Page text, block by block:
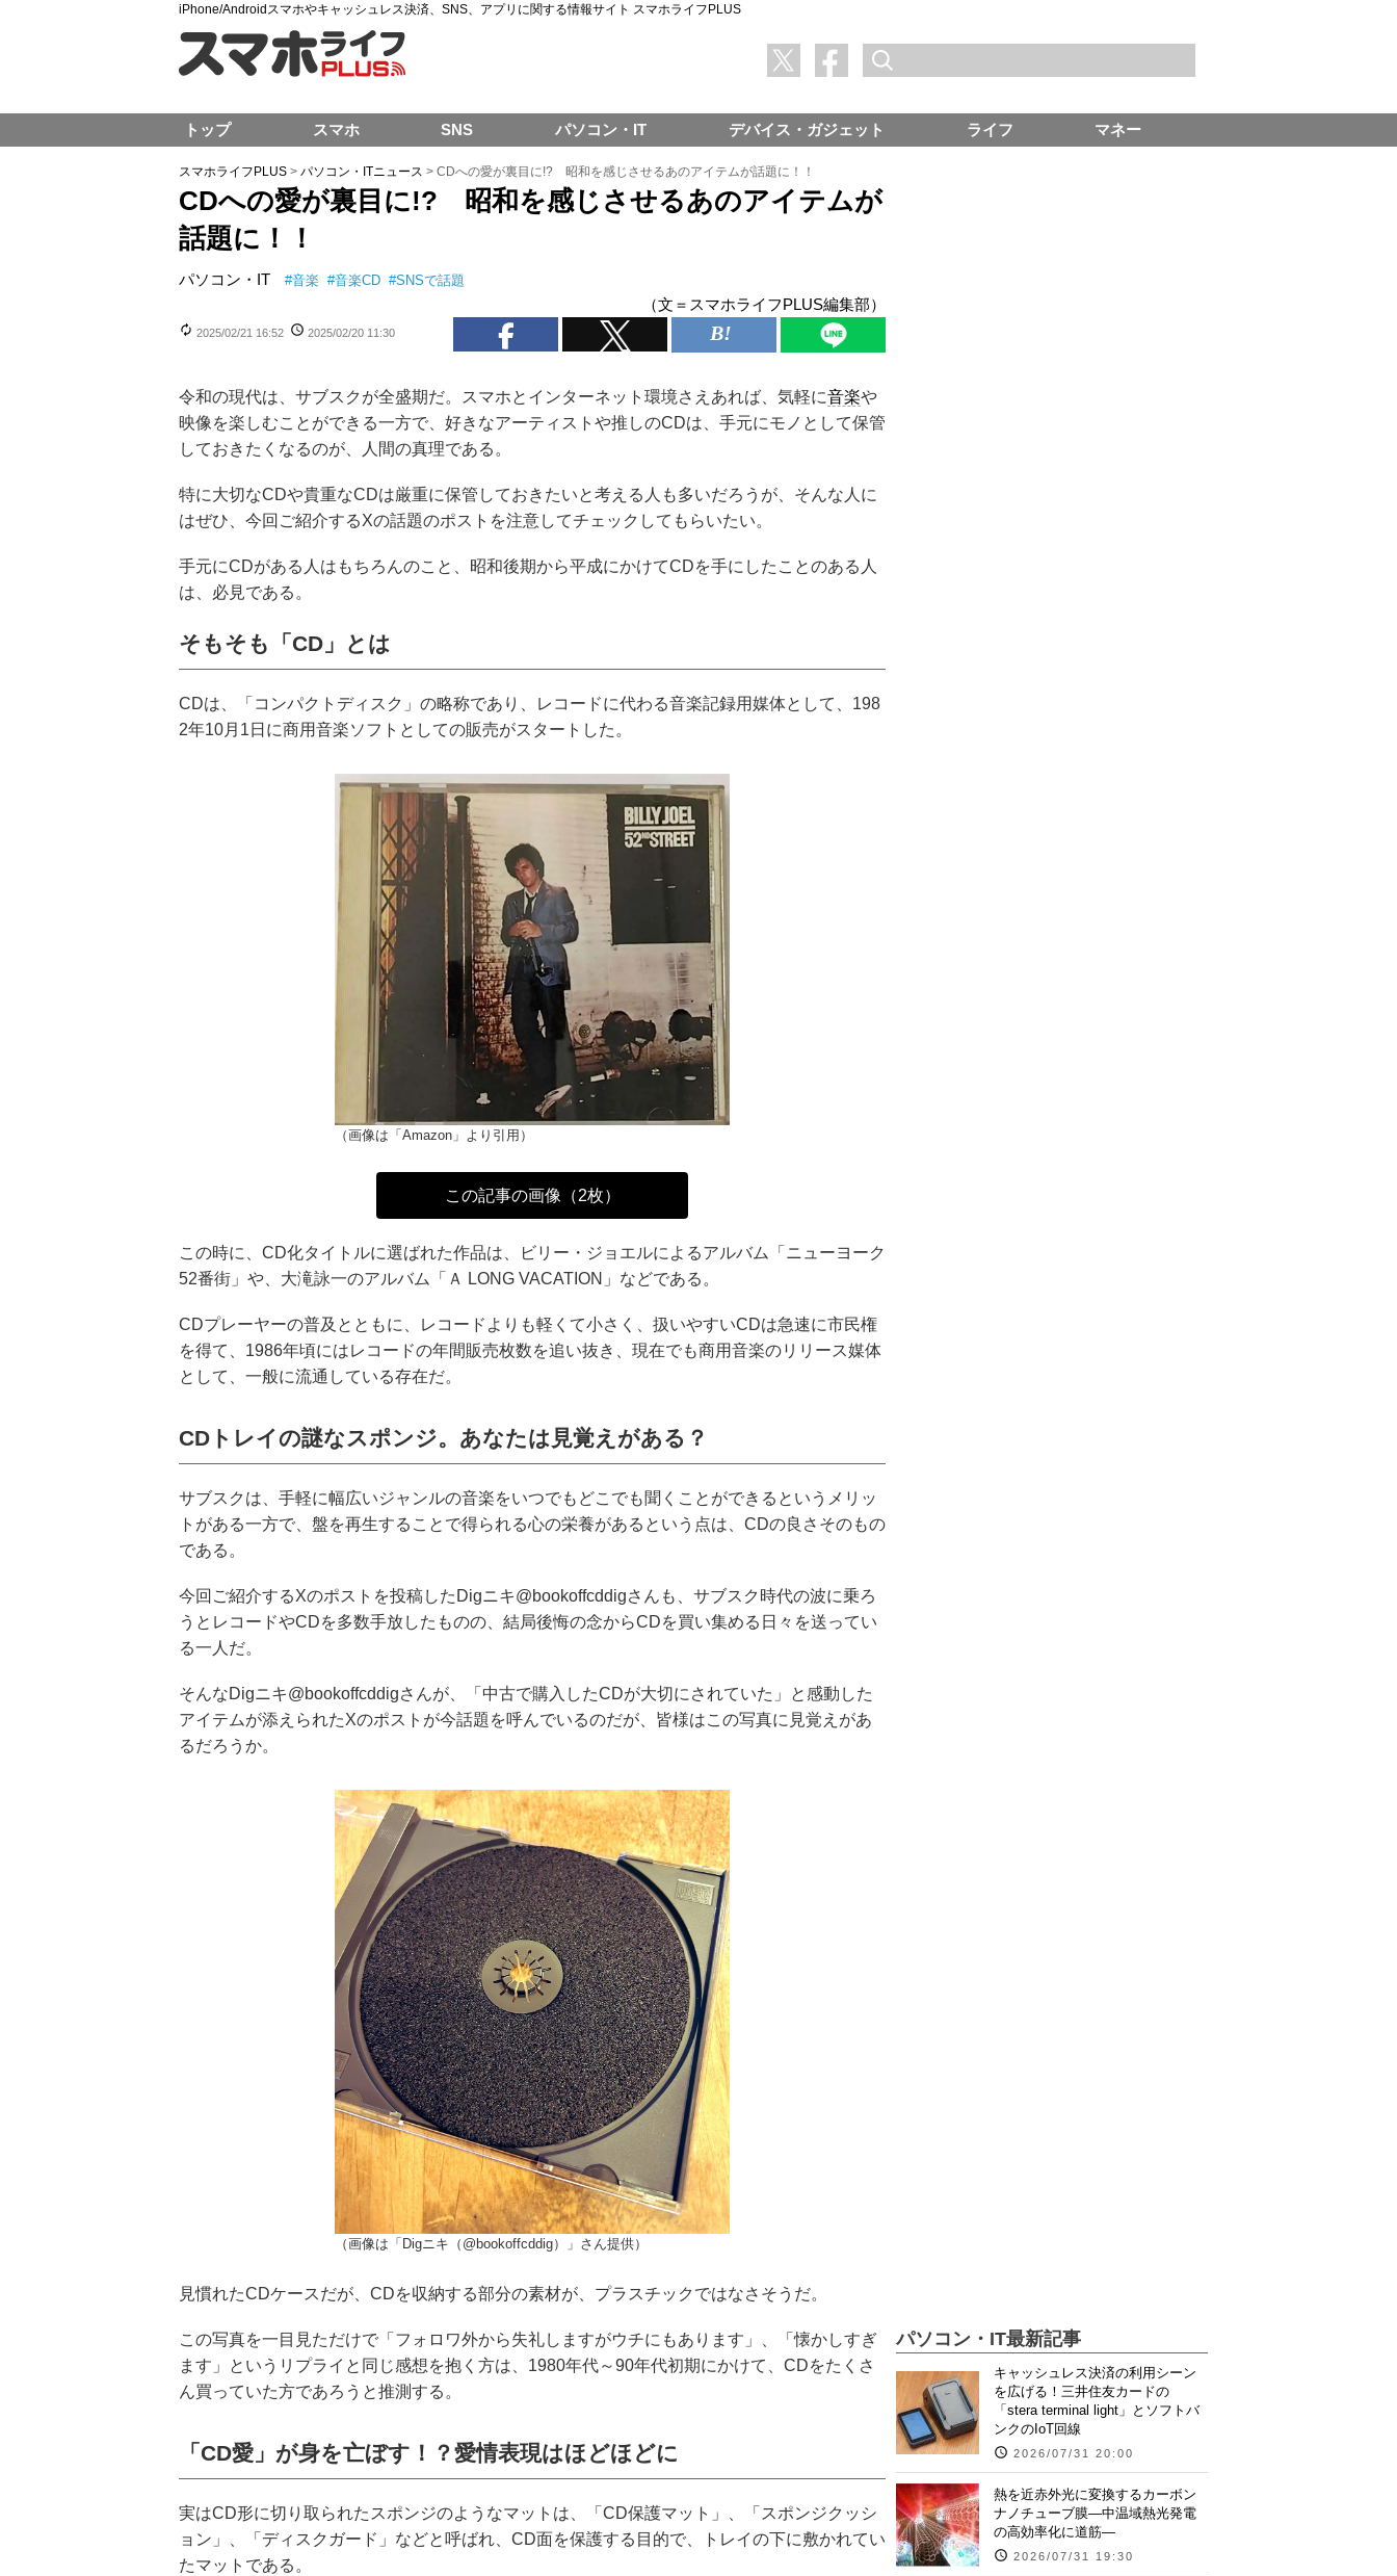
iPhone/Androidスマホやキャッシュレス決済、SNS、アプリに関する情報サイト スマホライフPLUS
スマホライフPLUS > パソコン・ITニュース > CDへの愛が裏目に!? 昭和を感じさせるあのアイテムが話題に！！
CDへの愛が裏目に!? 昭和を感じさせるあのアイテムが
話題に！！
パソコン・IT #音楽 #音楽CD #SNSで話題
（文＝スマホライフPLUS編集部）
2025/02/21 16:52 2025/02/20 11:30
令和の現代は、サブスクが全盛期だ。スマホとインターネット環境さえあれば、気軽に音楽や
映像を楽しむことができる一方で、好きなアーティストや推しのCDは、手元にモノとして保管
しておきたくなるのが、人間の真理である。
特に大切なCDや貴重なCDは厳重に保管しておきたいと考える人も多いだろうが、そんな人に
はぜひ、今回ご紹介するXの話題のポストを注意してチェックしてもらいたい。
手元にCDがある人はもちろんのこと、昭和後期から平成にかけてCDを手にしたことのある人
は、必見である。
そもそも「CD」とは
CDは、「コンパクトディスク」の略称であり、レコードに代わる音楽記録用媒体として、198
2年10月1日に商用音楽ソフトとしての販売がスタートした。
（画像は「Amazon」より引用）
この記事の画像（2枚）
この時に、CD化タイトルに選ばれた作品は、ビリー・ジョエルによるアルバム「ニューヨーク
52番街」や、大滝詠一のアルバム「Ａ LONG VACATION」などである。
CDプレーヤーの普及とともに、レコードよりも軽くて小さく、扱いやすいCDは急速に市民権
を得て、1986年頃にはレコードの年間販売枚数を追い抜き、現在でも商用音楽のリリース媒体
として、一般に流通している存在だ。
CDトレイの謎なスポンジ。あなたは見覚えがある？
サブスクは、手軽に幅広いジャンルの音楽をいつでもどこでも聞くことができるというメリッ
トがある一方で、盤を再生することで得られる心の栄養があるという点は、CDの良さそのもの
である。
今回ご紹介するXのポストを投稿したDigニキ@bookoffcddigさんも、サブスク時代の波に乗ろ
うとレコードやCDを多数手放したものの、結局後悔の念からCDを買い集める日々を送ってい
る一人だ。
そんなDigニキ@bookoffcddigさんが、「中古で購入したCDが大切にされていた」と感動した
アイテムが添えられたXのポストが今話題を呼んでいるのだが、皆様はこの写真に見覚えがあ
るだろうか。
（画像は「Digニキ（@bookoffcddig）」さん提供）
見慣れたCDケースだが、CDを収納する部分の素材が、プラスチックではなさそうだ。
この写真を一目見ただけで「フォロワ外から失礼しますがウチにもあります」、「懐かしすぎ
ます」というリプライと同じ感想を抱く方は、1980年代～90年代初期にかけて、CDをたくさ
ん買っていた方であろうと推測する。
「CD愛」が身を亡ぼす！？愛情表現はほどほどに
実はCD形に切り取られたスポンジのようなマットは、「CD保護マット」、「スポンジクッシ
ョン」、「ディスクガード」などと呼ばれ、CD面を保護する目的で、トレイの下に敷かれてい
たマットである。
パソコン・IT最新記事
キャッシュレス決済の利用シーン
を広げる！三井住友カードの
「stera terminal light」とソフトバ
ンクのIoT回線
2026/07/31 20:00
熱を近赤外光に変換するカーボン
ナノチューブ膜―中温域熱光発電
の高効率化に道筋―
2026/07/31 19:30
トップ スマホ SNS パソコン・IT デバイス・ガジェット ライフ マネー